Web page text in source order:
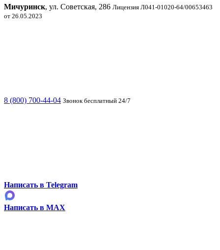
Мичуринск, ул. Советская, 286 Лицензия Л041-01020-64/00653463
от 26.05.2023
8 (800) 700-44-04 Звонок бесплатный 24/7
Написать в Telegram
Написать в MAX